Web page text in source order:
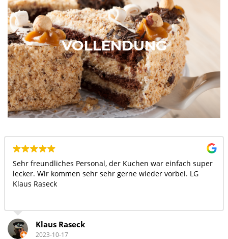
VOLLENDUNG
Sehr freundliches Personal, der Kuchen war einfach super
lecker. Wir kommen sehr sehr gerne wieder vorbei. LG
Klaus Raseck
Klaus Raseck
2023-10-17